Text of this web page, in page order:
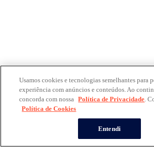
Usamos cookies e tecnologias semelhantes para
experiência com anúncios e conteúdos. Ao
concorda com nossa Política de Privacidade.
Política de Cookies
Entendi